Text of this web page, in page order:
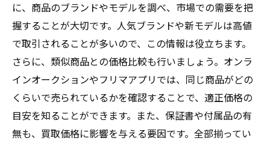
に、商品のブランドやモデルを調べ、市場での需要を把
握することが大切です。人気ブランドや新モデルは高値
で取引されることが多いので、この情報は役立ちます。
さらに、類似商品との価格比較も行いましょう。オンラ
インオークションやフリマアプリでは、同じ商品がどの
くらいで売られているかを確認することで、適正価格の
目安を知ることができます。また、保証書や付属品の有
無も、買取価格に影響を与える要因です。全部揃ってい